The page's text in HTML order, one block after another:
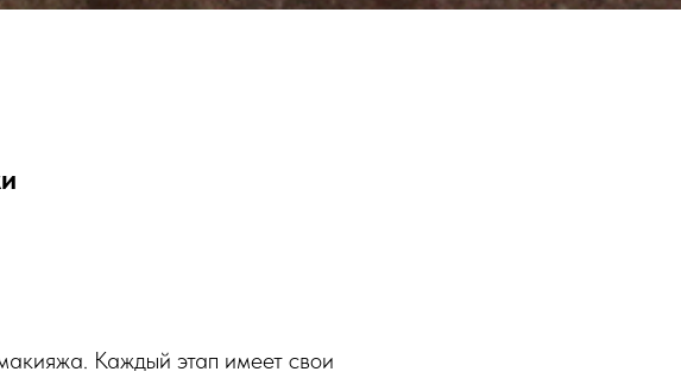
Каждый этап имеет свои